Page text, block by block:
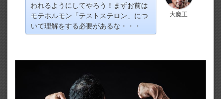
大魔王
われるようにしてやろう！まずお前は
モテホルモン「テストステロン」につ
いて理解をする必要があるな・・・